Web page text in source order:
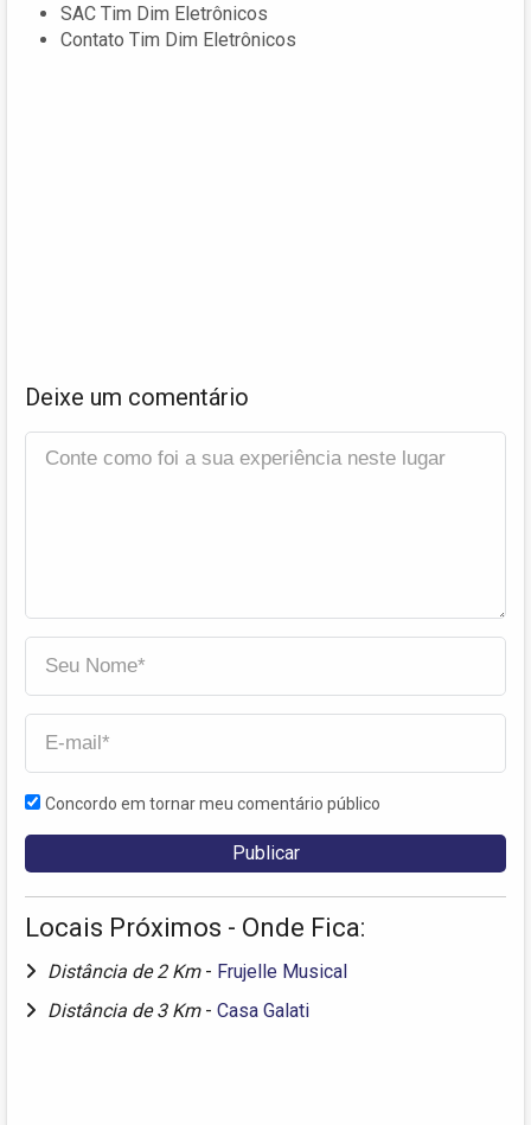
SAC Tim Dim Eletrônicos
Contato Tim Dim Eletrônicos
Deixe um comentário
Concordo em tornar meu comentário público
Locais Próximos - Onde Fica:
Distância de 2 Km - Frujelle Musical
Distância de 3 Km - Casa Galati